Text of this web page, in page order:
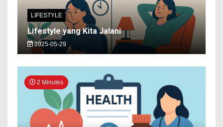
LIFESTYLE
Lifestyle yang Kita Jalani
2025-05-29
2 Minutes